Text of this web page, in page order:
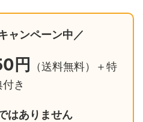
ャンペーン中／
円
（送料無料）＋特
付き
はありません